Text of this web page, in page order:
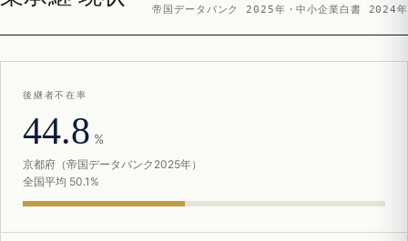
帝国データバンク 2025年・中小企業白書 2024年
後継者不在率
44.8 %
京都府（帝国データバンク2025年）
全国平均 50.1%